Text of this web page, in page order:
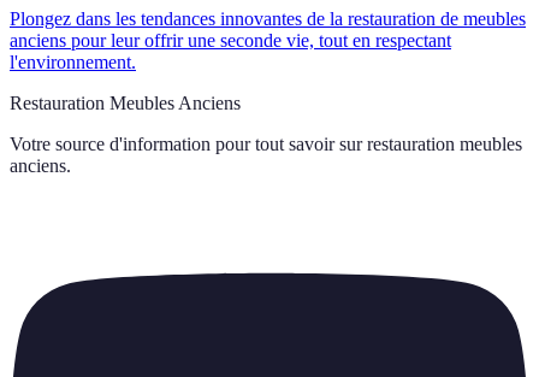
Plongez dans les tendances innovantes de la restauration de meubles
anciens pour leur offrir une seconde vie, tout en respectant
l'environnement.
Restauration Meubles Anciens
Votre source d'information pour tout savoir sur restauration meubles
anciens.